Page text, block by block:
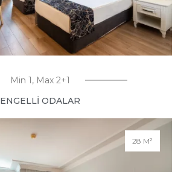
Min 1, Max 2+1
ENGELLI ODALAR
28 M²